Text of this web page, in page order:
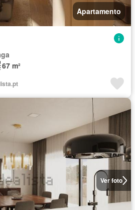
Apartamento
67 m²
Ver foto